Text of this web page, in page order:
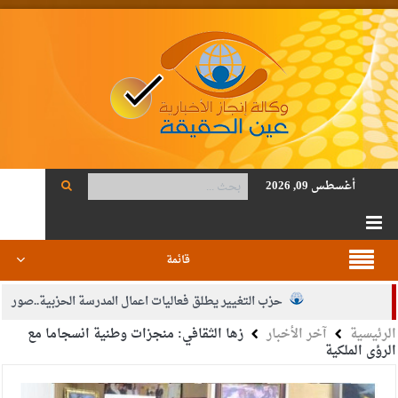
أغسطس 09, 2026
قائمة
حزب التغيير يطلق فعاليات اعمال المدرسة الحزبية..صور
الجيش يفتح باب التجنيد لحملة البكالوريوس في الحقوق والقانون
الرئيسية آخر الأخبار زها الثقافي: منجزات وطنية انسجاما مع
الرؤى الملكية